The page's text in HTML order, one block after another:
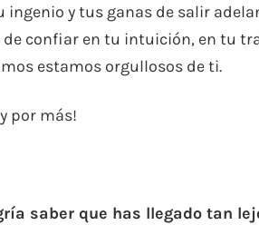
ingenio y tus ganas de salir
de confiar en tu intuición, en tu
estamos orgullosos de ti.
por más!
saber que has llegado tan